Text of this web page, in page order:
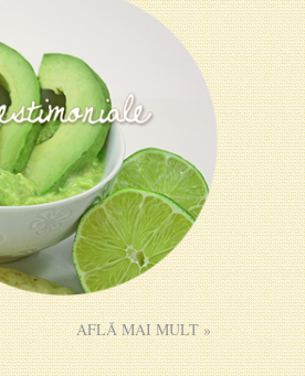
AFLĂ MAI MULT »